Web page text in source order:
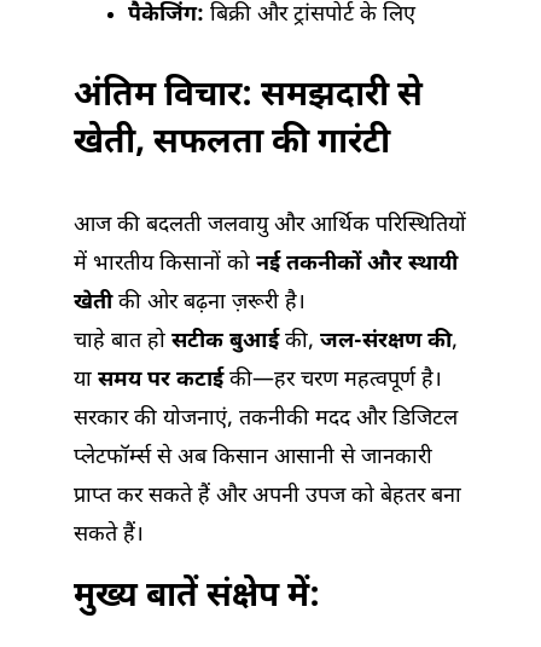
पैकेजिंग: बिक्री और ट्रांसपोर्ट के लिए
अंतिम विचार: समझदारी से
खेती, सफलता की गारंटी
आज की बदलती जलवायु और आर्थिक परिस्थितियों
में भारतीय किसानों को नई तकनीकों और स्थायी
खेतीकी ओर बढ़ना ज़रूरी है।
चाहे बात हो सटीक बुआईकी, जल-संरक्षण की,
या समय पर कटाईकी—हर चरण महत्वपूर्ण है।
सरकार की योजनाएं, तकनीकी मदद और डिजिटल
प्लेटफॉर्म्स से अब किसान आसानी से जानकारी
प्राप्त कर सकते हैं और अपनी उपज को बेहतर बना
सकते हैं।
मुख्य बातें संक्षेप में: